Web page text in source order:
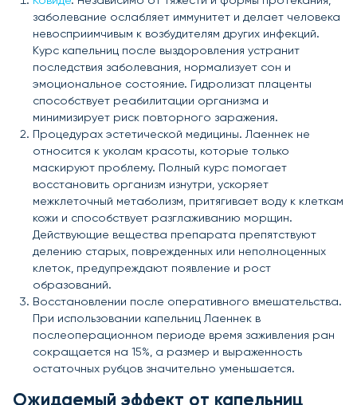
заболевание ослабляет иммунитет и делает человека
невосприимчивым к возбудителям других инфекций.
Курс капельниц после выздоровления устранит
последствия заболевания, нормализует сон и
эмоциональное состояние. Гидролизат плаценты
способствует реабилитации организма и
минимизирует риск повторного заражения.
Процедурах эстетической медицины. Лаеннек не
относится к уколам красоты, которые только
маскируют проблему. Полный курс помогает
восстановить организм изнутри, ускоряет
межклеточный метаболизм, притягивает воду к клеткам
кожи и способствует разглаживанию морщин.
Действующие вещества препарата препятствуют
делению старых, поврежденных или неполноценных
клеток, предупреждают появление и рост
образований.
Восстановлении после оперативного вмешательства.
При использовании капельниц Лаеннек в
послеоперационном периоде время заживления ран
сокращается на 15%, а размер и выраженность
остаточных рубцов значительно уменьшается.
Ожидаемый эффект от капельниц